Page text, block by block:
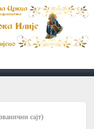
сајт)